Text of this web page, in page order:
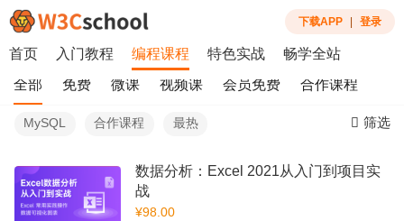
下载APP 登录
首页 入门教程 编程课程 特色实战 畅学全站
全部 免费 微课 视频课 会员免费 合作课程
MySQL 合作课程 最热 筛选
数据分析：Excel 2021从入门到项目实
战
¥98.00